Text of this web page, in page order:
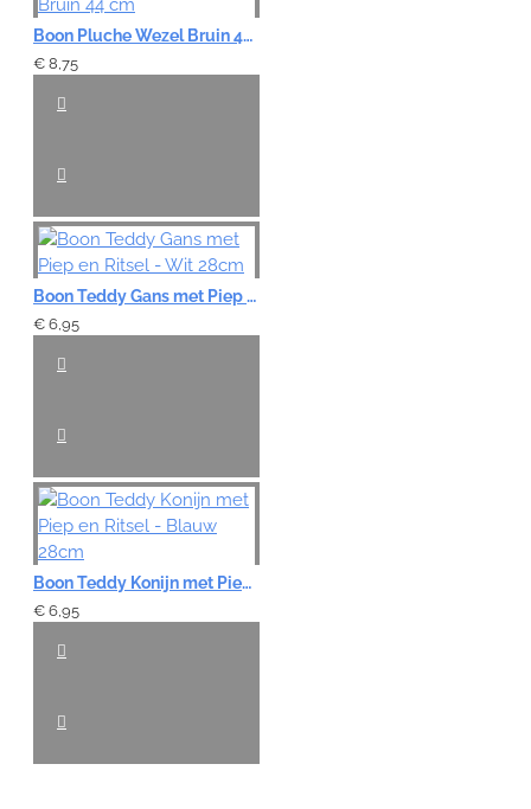
Boon Pluche Wezel Bruin 44 cm
€ 8,75
Boon Teddy Gans met Piep en Ritsel - Wit 28cm
€ 6,95
Boon Teddy Konijn met Piep en Ritsel - Blauw 28cm
€ 6,95